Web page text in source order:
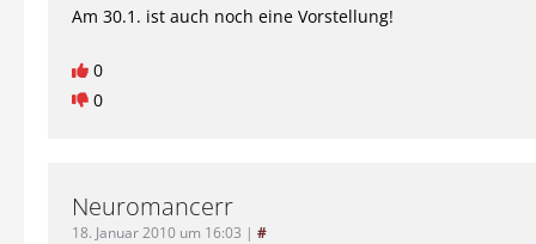
Am 30.1. ist auch noch eine Vorstellung!
0
0
Neuromancerr
18. Januar 2010 um 16:03 | #